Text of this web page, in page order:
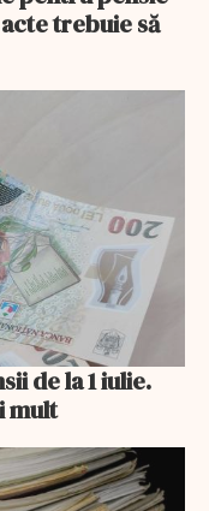
trebuie să
de la 1 iulie.
mult